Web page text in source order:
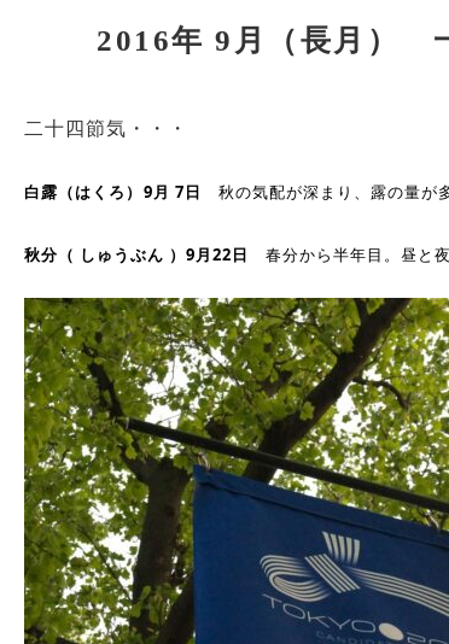
2016年 9月（長月）
二十四節気・・・
白露（はくろ）9月 7日 秋の気配が深まり、露の量が
秋分（ しゅうぶん ）9月22日 春分から半年目。昼と